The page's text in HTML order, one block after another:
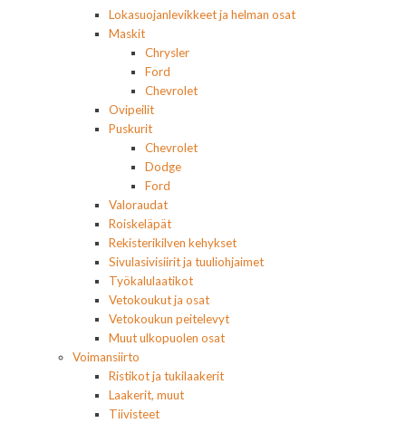
Lokasuojanlevikkeet ja helman osat
Maskit
Chrysler
Ford
Chevrolet
Ovipeilit
Puskurit
Chevrolet
Dodge
Ford
Valoraudat
Roiskeläpät
Rekisterikilven kehykset
Sivulasivisiirit ja tuuliohjaimet
Työkalulaatikot
Vetokoukut ja osat
Vetokoukun peitelevyt
Muut ulkopuolen osat
Voimansiirto
Ristikot ja tukilaakerit
Laakerit, muut
Tiivisteet